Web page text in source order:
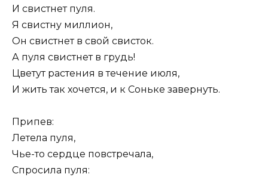
И свистнет пуля.
Я свистну миллион,
Он свистнет в свой свисток.
А пуля свистнет в грудь!
Цветут растения в течение июля,
И жить так хочется, и к Соньке завернуть.
Припев:
Летела пуля,
Чье-то сердце повстречала,
Спросила пуля: